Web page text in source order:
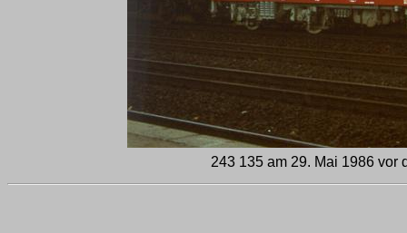
243 135 am 29. Mai 1986